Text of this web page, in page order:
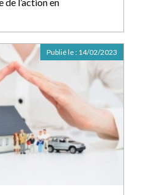
Publié le : 14/02/2023